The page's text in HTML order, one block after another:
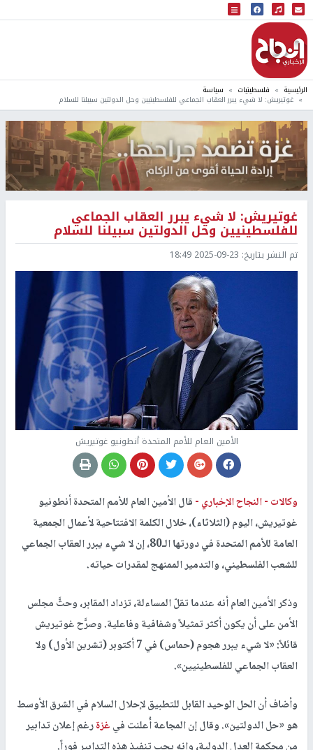
البث المباشر
إذاعة النجاح
الرئيسية فلسطينيات سياسة
غوتيريش: لا شيء يبرر العقاب الجماعي للفلسطينيين وحل الدولتين سبيلنا للسلام
غوتيريش: لا شيء يبرر العقاب الجماعي
للفلسطينيين وحل الدولتين سبيلنا للسلام
تم النشر بتاريخ: 2025-09-23 18:49
الأمين العام للأمم المتحدة أنطونيو غوتيريش
وكالات -النجاح الإخباري -قال الأمين العام للأمم المتحدة أنطونيو
غوتيريش، اليوم (الثلاثاء)، خلال الكلمة الافتتاحية لأعمال الجمعية
العامة للأمم المتحدة في دورتها الـ80، إن لا شيء يبرر العقاب الجماعي
للشعب الفلسطيني، والتدمير الممنهج لمقدرات حياته.
وذكر الأمين العام أنه عندما تقلّ المساءلة، تزداد المقابر، وحثَّ مجلس
الأمن على أن يكون أكثر تمثيلاً وشفافية وفاعلية. وصرَّح غوتيريش
قائلاً: «لا شيء يبرر هجوم (حماس) في 7 أكتوبر (تشرين الأول) ولا
العقاب الجماعي للفلسطينيين».
وأضاف أن الحل الوحيد القابل للتطبيق لإحلال السلام في الشرق الأوسط
هو «حل الدولتين». وقال إن المجاعة أُعلنت فيغزةرغم إعلان تدابير